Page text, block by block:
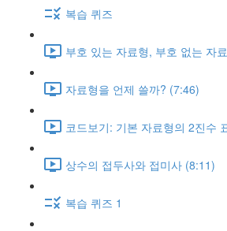
복습 퀴즈
부호 있는 자료형, 부호 없는 자
자료형을 언제 쓸까? (7:46)
코드보기: 기본 자료형의 2진수
상수의 접두사와 접미사 (8:11)
복습 퀴즈 1